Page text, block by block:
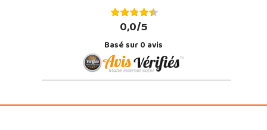
0,0/5
Basé sur0avis